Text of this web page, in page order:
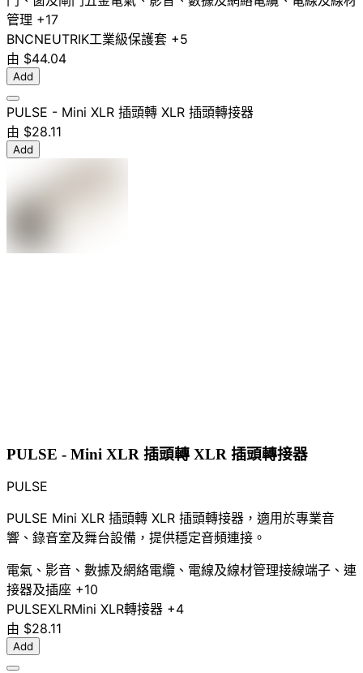
管理 +17
BNCNEUTRIK工業級保護套 +5
由 $44.04
Add
PULSE - Mini XLR 插頭轉 XLR 插頭轉接器
由 $28.11
Add
PULSE - Mini XLR 插頭轉 XLR 插頭轉接器
PULSE
PULSE Mini XLR 插頭轉 XLR 插頭轉接器，適用於專業音
響、錄音室及舞台設備，提供穩定音頻連接。
電氣、影音、數據及網絡電纜、電線及線材管理接線端子、連
接器及插座 +10
PULSEXLRMini XLR轉接器 +4
由 $28.11
Add